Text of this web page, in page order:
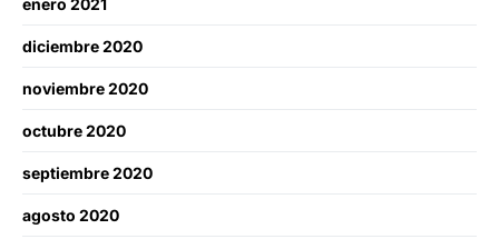
enero 2021
diciembre 2020
noviembre 2020
octubre 2020
septiembre 2020
agosto 2020